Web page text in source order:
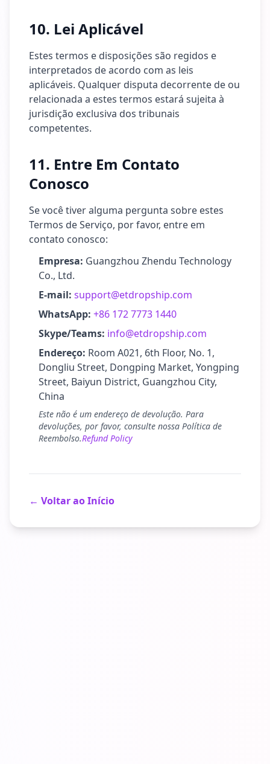
10. Lei Aplicável
Estes termos e disposições são regidos e
interpretados de acordo com as leis
aplicáveis. Qualquer disputa decorrente de ou
relacionada a estes termos estará sujeita à
jurisdição exclusiva dos tribunais
competentes.
11. Entre Em Contato
Conosco
Se você tiver alguma pergunta sobre estes
Termos de Serviço, por favor, entre em
contato conosco:
Empresa: Guangzhou Zhendu Technology
Co., Ltd.
E-mail: support@etdropship.com
WhatsApp: +86 172 7773 1440
Skype/Teams: info@etdropship.com
Endereço: Room A021, 6th Floor, No. 1,
Dongliu Street, Dongping Market, Yongping
Street, Baiyun District, Guangzhou City,
China
Este não é um endereço de devolução. Para
devoluções, por favor, consulte nossa Política de
Reembolso.Refund Policy
← Voltar ao Início